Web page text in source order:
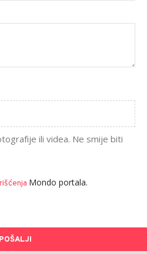
ili videa. Ne smije biti
Mondo portala.
POŠALJI